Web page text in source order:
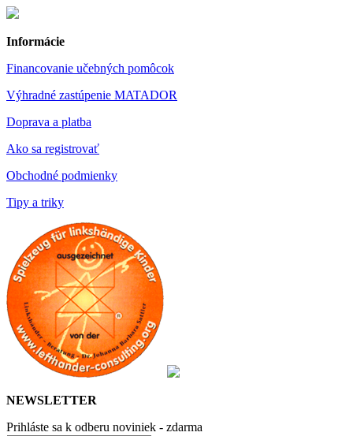
Informácie
Financovanie učebných pomôcok
Výhradné zastúpenie MATADOR
Doprava a platba
Ako sa registrovať
Obchodné podmienky
Tipy a triky
NEWSLETTER
Prihláste sa k odberu noviniek - zdarma